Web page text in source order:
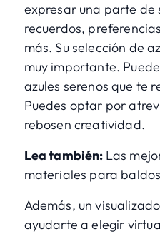
expresar una parte de
recuerdos,
más. Su selección de
muy importante.
azules serenos que te
Puedes optar por
rebosen creatividad.
Lea también: Las
materiales para
Además, un
ayudarte a elegir